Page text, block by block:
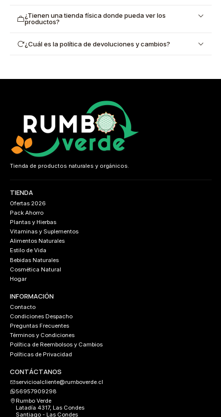
¿Tienen una tienda física donde pueda ver los
productos?
¿Cuál es la política de devoluciones y cambios?
Tienda de productos naturales y orgánicos.
TIENDA
Ofertas 2026
Pack Ahorro
Plantas y Hierbas
Vitaminas y Suplementos
Alimentos Naturales
Estilo de Vida
Bebidas Naturales
Cosmética Natural
Hogar
INFORMACIÓN
Contacto
Condiciones Despacho
Preguntas Frecuentes
Términos y Condiciones
Política de Reembolsos y Cambios
Políticas de Privacidad
CONTÁCTANOS
servicioalcliente@rumboverde.cl
56957909298
Rumbo Verde
Latadía 4317, Las Condes
Santiago - Las Condes